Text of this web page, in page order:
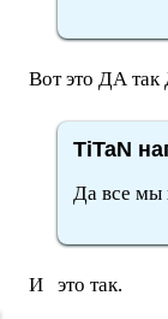
Вот это ДА так
TiTaN
Да все
И это так.